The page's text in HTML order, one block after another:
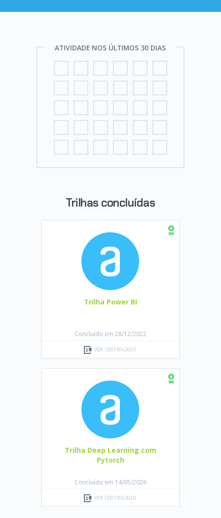
ATIVIDADE NOS ÚLTIMOS 30 DIAS
Trilhas concluídas
Trilha Power BI
Concluído em 28/12/2022
VER CERTIFICADO
Trilha Deep Learning com
Pytorch
Concluído em 14/05/2026
VER CERTIFICADO